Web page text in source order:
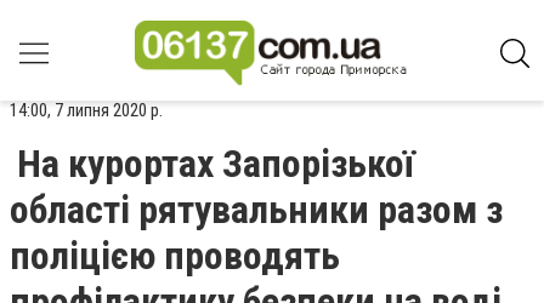
14:00, 7 липня 2020 р.
На курортах Запорізької
області рятувальники разом з
поліцією проводять